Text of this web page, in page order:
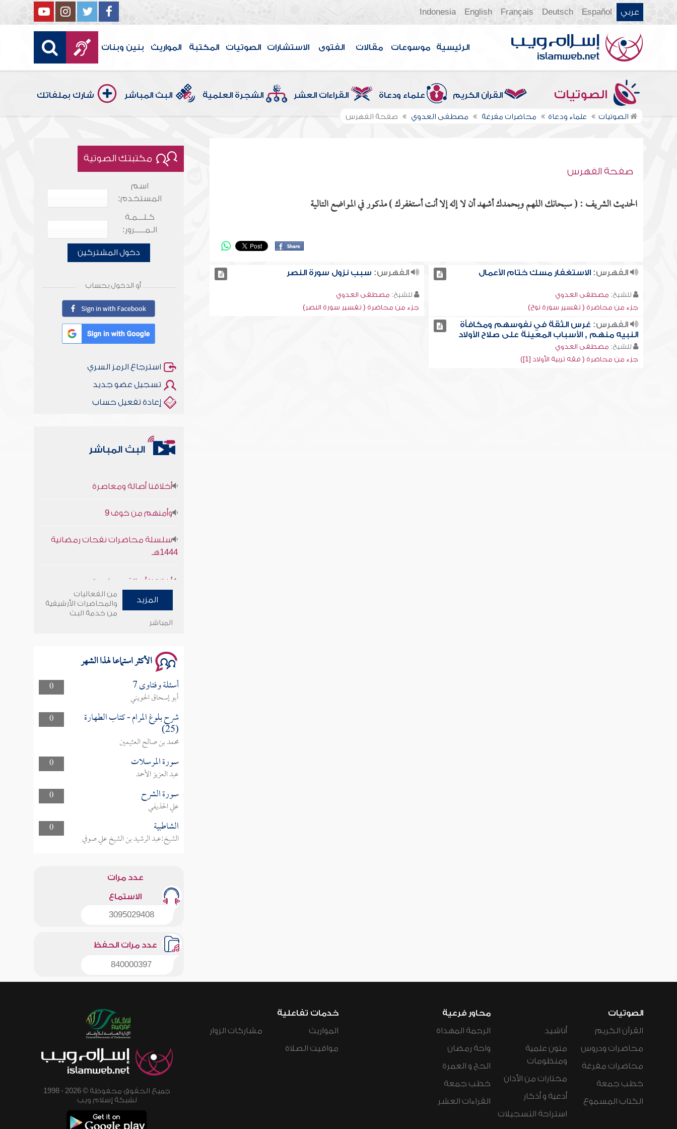
عربي Español
Deutsch
Français
English
Indonesia
الرئيسية موسوعات مقالات الفتوى الاستشارات الصوتيات المكتبة المواريث بنين وبنات
الصوتيات القرآن الكريم علماء ودعاة القراءات العشر الشجرة العلمية البث المباشر شارك بملفاتك
الصوتيات علماء ودعاة محاضرات مفرغة مصطفى العدوي صفحة الفهرس
صفحة الفهرس
الحديث الشريف : ( سبحانك اللهم وبحمدك أشهد أن لا إله إلا أنت أستغفرك ) مذكور في المواضع التالية
الفهرس:الاستغفار مسك ختام الأعمال
للشيخ: مصطفى العدوي
جزء من محاضرة ( تفسير سورة نوح)
الفهرس: سبب نزول سورة النصر
للشيخ: مصطفى العدوي
جزء من محاضرة ( تفسير سورة النصر)
الفهرس: غرس الثقة في نفوسهم ومكافأة
النبيه منهم , الأسباب المعينة على صلاح الأولاد
للشيخ: مصطفى العدوي
جزء من محاضرة ( فقه تربية الأولاد [1])
مكتبتك الصوتية
اسم
المستخدم:
كـلـــمـة
الـمـــــرور:
دخول المشتركين
أو الدخول بحساب
استرجاع الرمز السري
تسجيل عضو جديد
إعادة تفعيل حساب
البث المباشر
1444هـ
وأمنهم من خوف 9
سلسلة محاضرات نفحات رمضانية
المزيد
من الفعاليات
والمحاضرات الأرشيفية
من خدمة البث
المباشر
الأكثر استماعا لهذا الشهر
0 أسئلة وفتاوى 7
أبو إسحاق الحويني
0
شرح بلوغ المرام - كتاب الطهارة
(25)
محمد بن صالح العثيمين
0
سورة المرسلات
عبد العزيز الأحمد
0
سورة الشرح
علي الحذيفي
0
الشاطبية
الشيخ:عبد الرشيد بن الشيخ علي صوفي
عدد مرات
الاستماع
3095029408
عدد مرات الحفظ
840000397
الصوتيات
القرآن الكريم
محاضرات ودروس
محاضرات مفرغة
خطب جمعة
الكتاب المسموع
أناشيد
متون علمية
ومنظومات
مختارات من الأذان
أدعية و أذكار
استراحة التسجيلات
محاور فرعية
الرحمة المهداة
واحة رمضان
الحج و العمرة
خطب جمعة
القراءات العشر
خدمات تفاعلية
المواريث
مواقيت الصلاة
مشاركات الزوار
جميع الحقوق محفوظة © 2026 - 1998
لشبكة إسلام ويب